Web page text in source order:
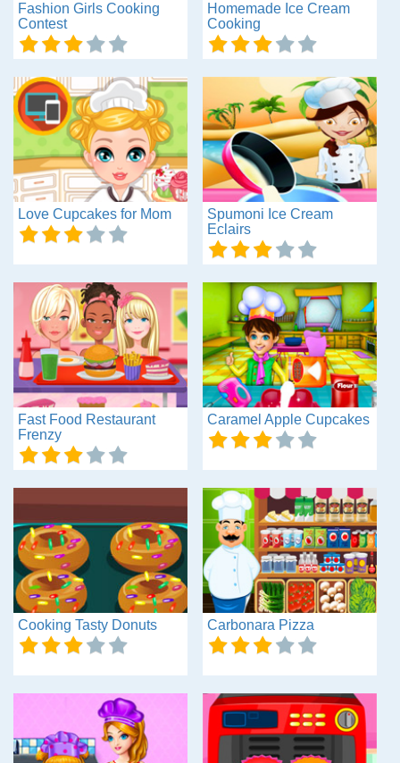
Fashion Girls Cooking
Contest
Homemade Ice Cream
Cooking
Love Cupcakes for Mom
Spumoni Ice Cream
Eclairs
Fast Food Restaurant
Frenzy
Caramel Apple Cupcakes
Cooking Tasty Donuts Carbonara Pizza